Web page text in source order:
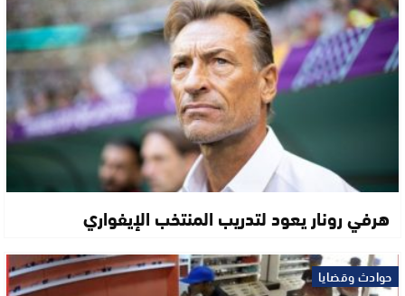
هرفي رونار يعود لتدريب المنتخب الإيفواري
حوادث وقضايا